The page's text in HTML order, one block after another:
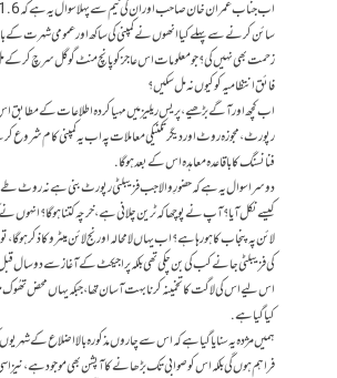
سائن کرنے سے پہلے کیا انھوں نے کمپنی کی ساکھ اور عمومی شہرت کے
زحمت بھی نہیں کی؟ جو معلومات اس عاجز کو پانچ منٹ گوگل سرچ کر کے
فائق انتظامیہ کو کیوں نہ مل سکیں؟
اب کچھ اور آگے بڑھیے، پریس ریلیز میں مہیا کردہ اطلاعات کے مطابق
رپورٹ، مجوزہ روٹ اور دیگر تکنیکی معاملات پہ اب یہ کمپنی کام شروع
فنانسنگ کا باقاعدہ معاہدہ اس کے بعد ہوگا.
دوسرا سوال یہ ہے کہ حضورِ والا جب فزیبلٹی رپورٹ بنی ہے نہ روٹ طے
کیسے نکل آیا؟ آپ نے پوچھا کہ ٹرین چلانی ہے، خرچہ کتنا ہوگا؟ انہوں
لائن پہ پنجاب کا ہو رہا ہے؟ اب یہاں لامحالہ اورنج لائن میٹرو کا ذکر
کی فزیبلٹی جانے کب کی بن چکی تھی بلکہ پراجیکٹ کے آغاز سے دو سال قبل
اس لیے اس کی لاگت کا تخمینہ کرنا بہت آسان تھا، جبکہ یہاں محض تھُوک
کیا گیا ہے.
ہمیں مژدہ یہ سنایا گیا ہے کہ اس سے چاروں مذکورہ بالا اضلاع کے
فراہم ہوں گی بلکہ اس کو صوابی تک بڑھانے کا آپشن بھی موجود ہے، نیز